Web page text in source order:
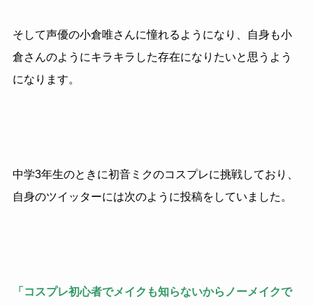
そして声優の小倉唯さんに憧れるようになり、自身も小
倉さんのようにキラキラした存在になりたいと思うよう
になります。
中学3年生のときに初音ミクのコスプレに挑戦しており、
自身のツイッターには次のように投稿をしていました。
「コスプレ初心者でメイクも知らないからノーメイクで